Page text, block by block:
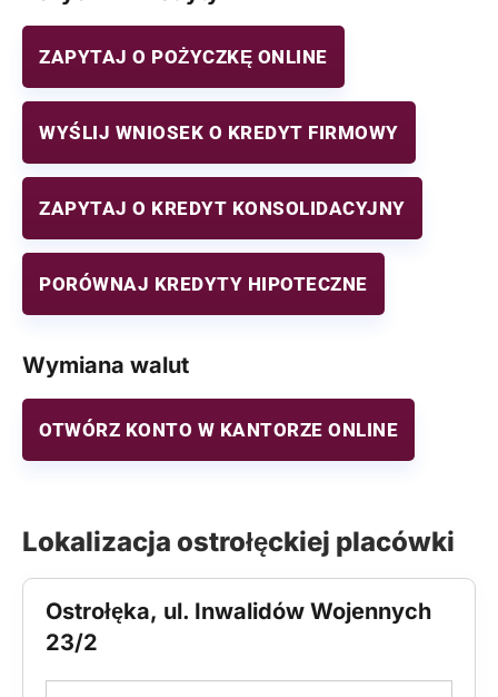
ZAPYTAJ O POŻYCZKĘ ONLINE
WYŚLIJ WNIOSEK O KREDYT FIRMOWY
ZAPYTAJ O KREDYT KONSOLIDACYJNY
PORÓWNAJ KREDYTY HIPOTECZNE
Wymiana walut
OTWÓRZ KONTO W KANTORZE ONLINE
Lokalizacja ostrołęckiej placówki
Ostrołęka, ul. Inwalidów Wojennych
23/2